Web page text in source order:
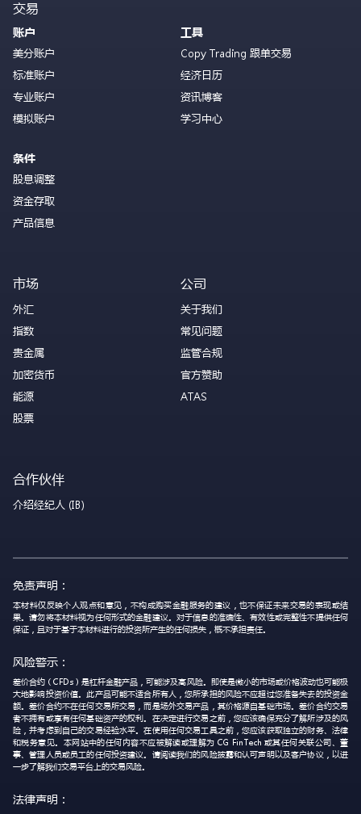
交易
账户
美分账户
标准账户
专业账户
模拟账户
条件
股息调整
资金存取
产品信息
工具
Copy Trading 跟单交易
经济日历
资讯博客
学习中心
市场
外汇
指数
贵金属
加密货币
能源
股票
公司
关于我们
常见问题
监管合规
官方赞助
ATAS
合作伙伴
介绍经纪人 (IB)
免责声明：
本材料仅反映个人观点和意见，不构成购买金融服务的建议，也不保证未来交易的表现或结
果。请勿将本材料视为任何形式的金融建议。对于信息的准确性、有效性或完整性不提供任何
保证，且对于基于本材料进行的投资所产生的任何损失，概不承担责任。
风险警示：
差价合约（CFDs）是杠杆金融产品，可能涉及高风险。即使是微小的市场或价格波动也可能极
大地影响投资价值。此产品可能不适合所有人，您所承担的风险不应超过您准备失去的投资金
额。差价合约不在任何交易所交易，而是场外交易产品，其价格源自基础市场。差价合约交易
者不拥有或享有任何基础资产的权利。在决定进行交易之前，您应该确保充分了解所涉及的风
险，并考虑到自己的交易经验水平。在使用任何交易工具之前，您应该获取独立的财务、法律
和税务意见。本网站中的任何内容不应被解读或理解为 CG FinTech 或其任何关联公司、董
事、管理人员或员工的任何投资建议。请阅读我们的风险披露和认可声明以及客户协议，以进
一步了解我们交易平台上的交易风险。
法律声明：